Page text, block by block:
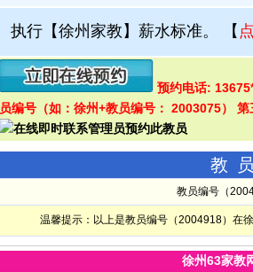
执行【徐州家教】薪水标准。 【
预约电话:
员编号（如：徐州+教员编号： 2003075）
教
教员编号（
温馨提示：以上是教员编号（2004918）在
徐州63家教